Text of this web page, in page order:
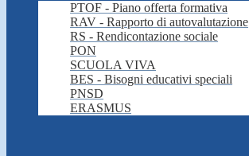
PTOF - Piano offerta formativa
RAV - Rapporto di autovalutazione
RS - Rendicontazione sociale
PON
SCUOLA VIVA
BES - Bisogni educativi speciali
PNSD
ERASMUS